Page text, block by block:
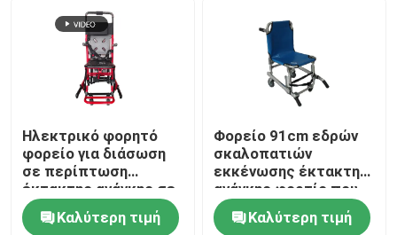
Ηλεκτρικό φορητό
φορείο για διάσωση
σε περίπτωση
έκτακτης ανάγκης σε
σκάλες και
διαδρόμους
Καλύτερη τιμή
Φορείο 91cm εδρών
σκαλοπατιών
εκκένωσης έκτακτης
ανάγκης φορτίο που
αντέχει 159KG
Καλύτερη τιμή